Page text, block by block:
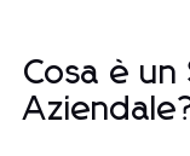
Cosa è